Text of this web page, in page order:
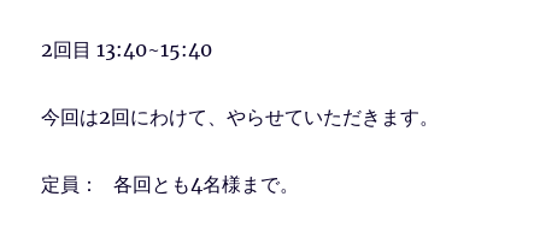
2回目 13:40~15:40
今回は2回にわけて、やらせていただきます。
定員： 各回とも4名様まで。